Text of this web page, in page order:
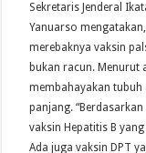
Sekretaris Jenderal
Yanuarso
merebaknya vaksin
bukan racun. Menurut
membahayakan tubuh
panjang.
vaksin Hepatitis B
Ada juga vaksin DPT